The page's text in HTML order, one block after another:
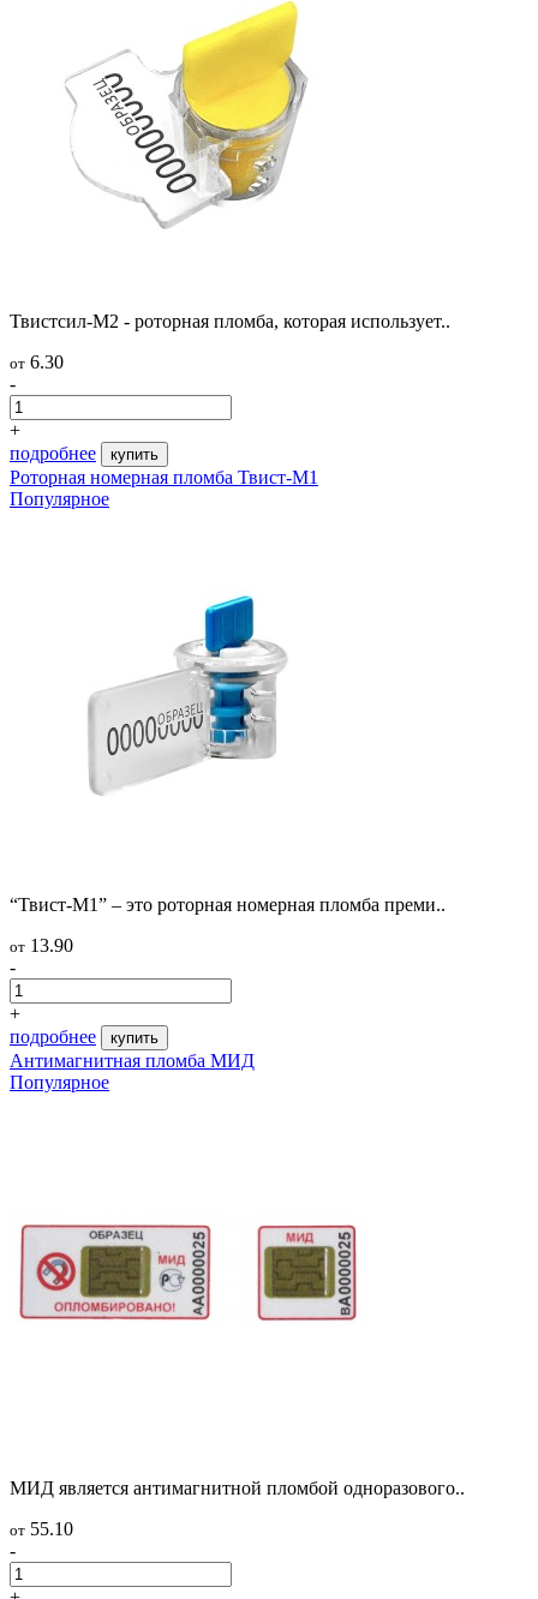
Твистсил-М2 - роторная пломба, которая использует..
от 6.30
-
+
подробнее
купить
Роторная номерная пломба Твист-М1
Популярное
“Твист-М1” – это роторная номерная пломба преми..
от 13.90
-
+
подробнее
купить
Антимагнитная пломба МИД
Популярное
МИД является антимагнитной пломбой одноразового..
от 55.10
-